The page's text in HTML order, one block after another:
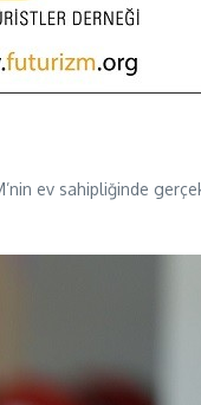
ev sahipliğinde